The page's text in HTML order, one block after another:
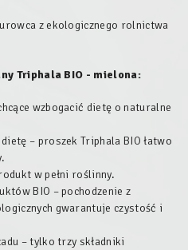
z ekologicznego rolnictwa
Triphala BIO - mielona:
wzbogacić dietę o naturalne
– proszek Triphala BIO łatwo
w pełni roślinny.
BIO – pochodzenie z
gwarantuje czystość i
– tylko trzy składniki